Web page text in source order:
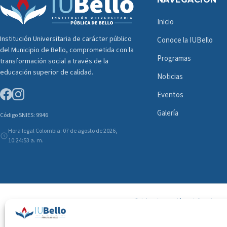
Institución Universitaria de carácter público
del Municipio de Bello, comprometida con la
transformación social a través de la
educación superior de calidad.
Código SNIES: 9946
Hora legal Colombia: 07 de agosto de 2026,
10:24:54 a. m.
Inicio
Conoce la IUBello
Programas
Noticias
Eventos
Galería
Sujeta a inspección y vigilancia